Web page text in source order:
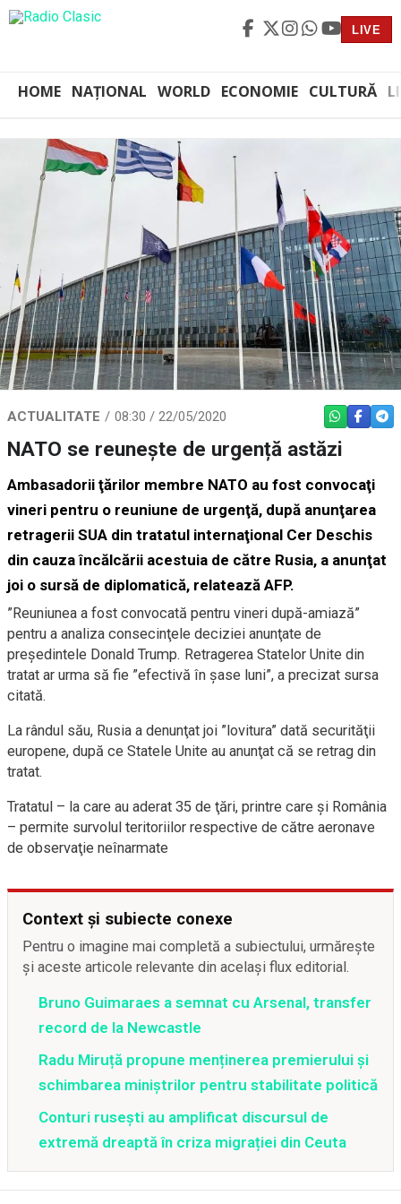
LIVE
HOME NAȚIONAL WORLD ECONOMIE CULTURĂ
ACTUALITATE 08:30 / 22/05/2020 WHATSAPP
NATO se reunește de urgență astăzi
Ambasadorii ţărilor membre NATO au fost convocaţi
vineri pentru o reuniune de urgenţă, după anunţarea
retragerii SUA din tratatul internaţional Cer Deschis
din cauza încălcării acestuia de către Rusia, a anunţat
joi o sursă de diplomatică, relatează AFP.
”Reuniunea a fost convocată pentru vineri după-amiază”
pentru a analiza consecinţele deciziei anunţate de
preşedintele Donald Trump. Retragerea Statelor Unite din
tratat ar urma să fie ”efectivă în şase luni”, a precizat sursa
citată.
La rândul său, Rusia a denunţat joi ”lovitura” dată securităţii
europene, după ce Statele Unite au anunţat că se retrag din
tratat.
Tratatul – la care au aderat 35 de ţări, printre care şi România
– permite survolul teritoriilor respective de către aeronave
de observaţie neînarmate
Context și subiecte conexe
Pentru o imagine mai completă a subiectului, urmărește
și aceste articole relevante din același flux editorial.
Bruno Guimaraes a semnat cu Arsenal, transfer
record de la Newcastle
Radu Miruță propune menținerea premierului și
schimbarea miniștrilor pentru stabilitate politică
Conturi rusești au amplificat discursul de
extremă dreaptă în criza migrației din Ceuta